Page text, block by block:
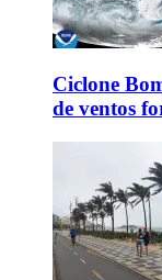
Ciclone
de ventos